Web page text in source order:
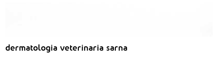
dermatologia veterinaria sarna